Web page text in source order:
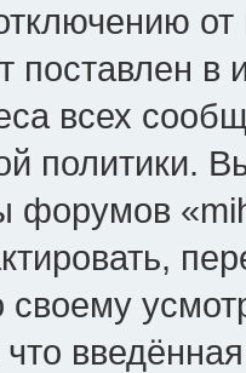
поставлен в
всех
политики.
форумов